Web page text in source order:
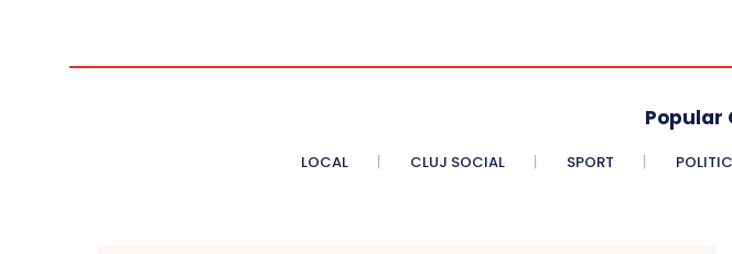
Popular
LOCAL CLUJ SOCIAL SPORT